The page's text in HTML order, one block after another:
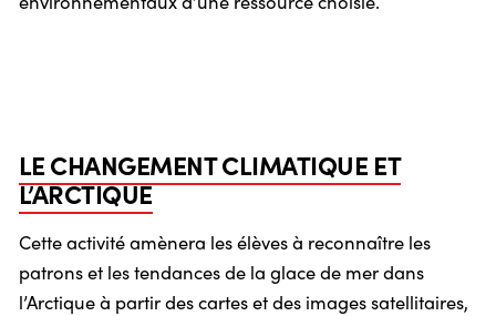
LE CHANGEMENT CLIMATIQUE ET
L’ARCTIQUE
Cette activité amènera les élèves à reconnaître les
patrons et les tendances de la glace de mer dans
l’Arctique à partir des cartes et des images satellitaires,